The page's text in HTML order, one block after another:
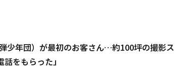
少年団）が最初のお客さん…約100坪の撮影ス
をもらった」